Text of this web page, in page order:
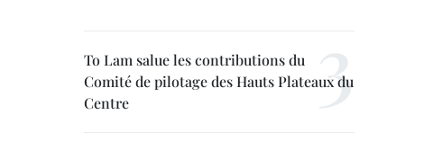
To Lam salue les contributions du
Comité de pilotage des Hauts Plateaux du
Centre